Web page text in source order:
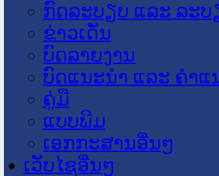
ກົດລະບຽບ ແລະ ລະບ
ຂ່າວເດັ່ນ
ບົດລາຍງານ
ບົດແນະນໍາ ແລະ ຄໍາແ
ຄູ່ມື
ແບບພີມ
ເອກກະສານອື່ນໆ
ເວັບໄຊອື່ນໆ